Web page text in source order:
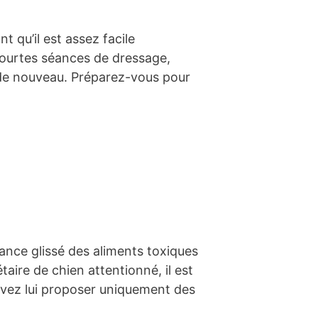
qu’il est assez facile
séances de dressage,
nouveau. Préparez-vous pour
glissé des aliments toxiques
de chien attentionné, il est
lui proposer uniquement des